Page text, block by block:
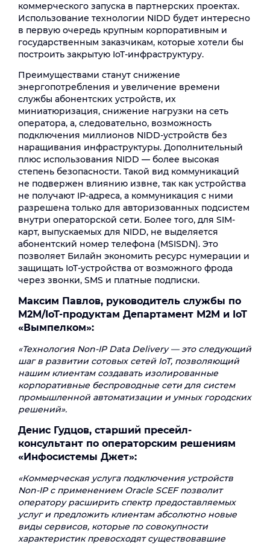
коммерческого запуска в партнерских проектах.
Использование технологии NIDD будет интересно
в первую очередь крупным корпоративным и
государственным заказчикам, которые хотели бы
построить закрытую IoT-инфраструктуру.
Преимуществами станут снижение
энергопотребления и увеличение времени
службы абонентских устройств, их
миниатюризация, снижение нагрузки на сеть
оператора, а, следовательно, возможность
подключения миллионов NIDD-устройств без
наращивания инфраструктуры. Дополнительный
плюс использования NIDD — более высокая
степень безопасности. Такой вид коммуникаций
не подвержен влиянию извне, так как устройства
не получают IP-адреса, а коммуникация с ними
разрешена только для авторизованных подсистем
внутри операторской сети. Более того, для SIM-
карт, выпускаемых для NIDD, не выделяется
абонентский номер телефона (MSISDN). Это
позволяет Билайн экономить ресурс нумерации и
защищать IoT-устройства от возможного фрода
через звонки, SMS и платные подписки.
Максим Павлов, руководитель службы по
М2М/IoT-продуктам Департамент М2М и IoT
«Вымпелком»:
«Технология Non-IP Data Delivery — это следующий
шаг в развитии сотовых сетей IoT, позволяющий
нашим клиентам создавать изолированные
корпоративные беспроводные сети для систем
промышленной автоматизации и умных городских
решений».
Денис Гудцов, старший пресейл-
консультант по операторским решениям
«Инфосистемы Джет»:
«Коммерческая услуга подключения устройств
Non-IP с применением Oracle SCEF позволит
оператору расширить спектр предоставляемых
услуг и предложить клиентам абсолютно новые
виды сервисов, которые по совокупности
характеристик превосходят существовавшие